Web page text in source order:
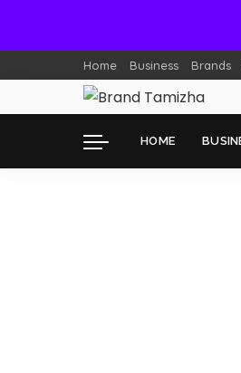
Home Business Brands
HOME